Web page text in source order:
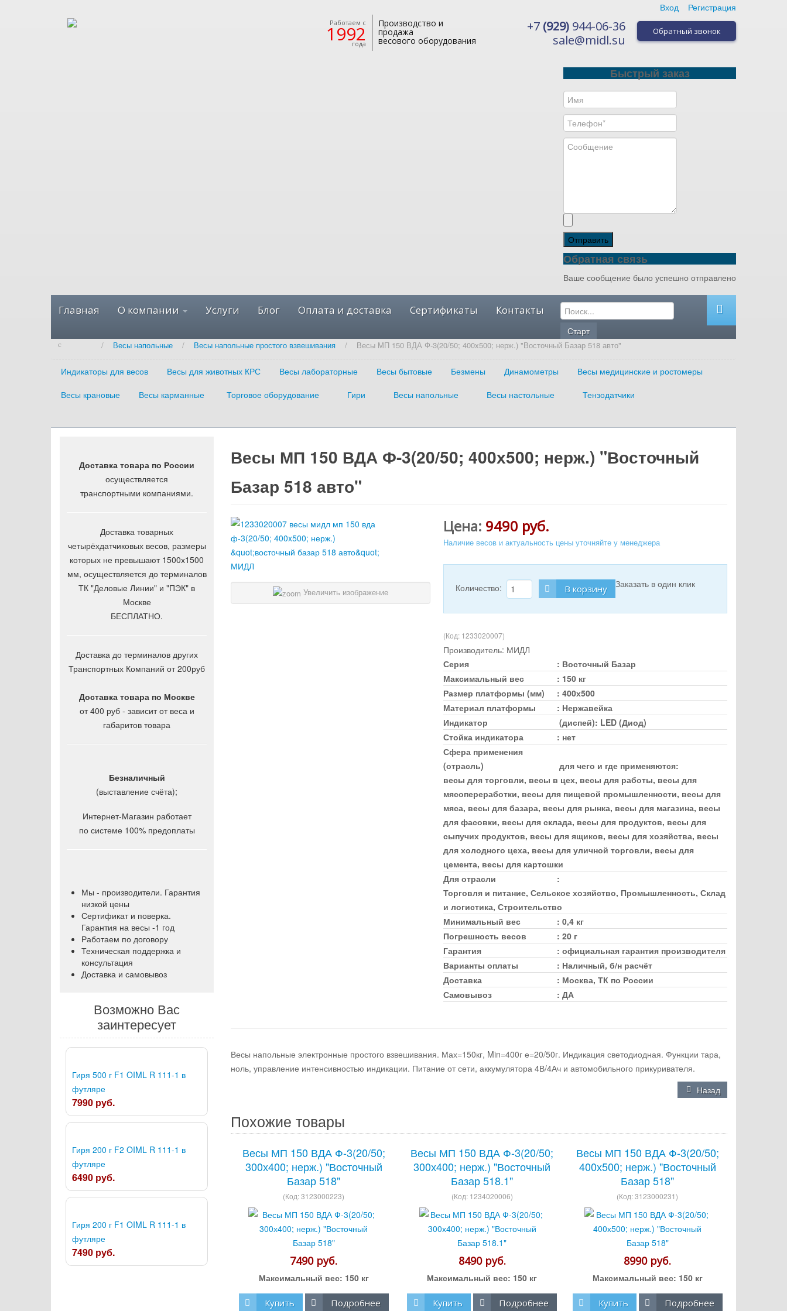
Вход Регистрация
Работаем с
1992
года
Производство и
продажа
весового оборудования
+7 (929) 944-06-36
sale@midl.su
Обратный звонок
Быстрый заказ
Отправить
Обратная связь
Ваше сообщение было успешно отправлено
Главная О компании Услуги Блог Оплата и доставка Сертификаты Контакты
/ Весы напольные / Весы напольные простого взвешивания / Весы МП 150 ВДА Ф-3(20/50; 400х500; нерж.) "Восточный Базар 518 авто"
Индикаторы для весов Весы для животных КРС Весы лабораторные Весы бытовые Безмены Динамометры Весы медицинские и ростомеры
Весы крановые Весы карманные Торговое оборудование Гири Весы напольные Весы настольные Тензодатчики
Весы МП 150 ВДА Ф-3(20/50; 400х500; нерж.) "Восточный
Базар 518 авто"
Увеличить изображение
Цена: 9490 руб.
Наличие весов и актуальность цены уточняйте у менеджера
Количество: В корзину Заказать в один клик
(Код: 1233020007)
Производитель: МИДЛ
Серия
: Восточный Базар
Максимальный вес
: 150 кг
Размер платформы (мм)
: 400х500
Материал платформы
: Нержавейка
Индикатор
(диспей): LED (Диод)
Стойка индикатора
: нет
Сфера применения
(отрасль)
для чего и где применяются:
весы для торговли, весы в цех, весы для работы, весы для
мясопереработки, весы для пищевой промышленности, весы для
мяса, весы для базара, весы для рынка, весы для магазина, весы
для фасовки, весы для склада, весы для продуктов, весы для
сыпучих продуктов, весы для ящиков, весы для хозяйства, весы
для холодного цеха, весы для уличной торговли, весы для
цемента, весы для картошки
Для отрасли
:
Торговля и питание, Сельское хозяйство, Промышленность, Склад
и логистика, Строительство
Минимальный вес
: 0,4 кг
Погрешность весов
: 20 г
Гарантия
: официальная гарантия производителя
Варианты оплаты
: Наличный, б/н расчёт
Доставка
: Москва, ТК по России
Самовывоз
: ДА
Весы напольные электронные простого взвешивания. Мах=150кг, Min=400г е=20/50г. Индикация светодиодная. Функции тара,
ноль, управление интенсивностью индикации. Питание от сети, аккумулятора 4В/4Ач и автомобильного прикуривателя.
Назад
Похожие товары
Весы МП 150 ВДА Ф-3(20/50;
300х400; нерж.) "Восточный
Базар 518"
(Код:3123000223)
7490 руб.
Максимальный вес: 150 кг
Купить Подробнее
Весы МП 150 ВДА Ф-3(20/50;
300х400; нерж.) "Восточный
Базар 518.1"
(Код: 1234020006)
8490 руб.
Максимальный вес: 150 кг
Купить Подробнее
Весы МП 150 ВДА Ф-3(20/50;
400х500; нерж.) "Восточный
Базар 518"
(Код:3123000231)
8990 руб.
Максимальный вес: 150 кг
Купить Подробнее
Доставка товара по России
осуществляется
транспортными компаниями.
Доставка товарных
четырёхдатчиковых весов, размеры
которых не превышают 1500х1500
мм, осуществляется до терминалов
ТК "Деловые Линии" и "ПЭК" в
Москве
БЕСПЛАТНО.
Доставка до терминалов других
Транспортных Компаний от 200руб
Доставка товара по Москве
от 400 руб - зависит от веса и
габаритов товара
Безналичный
(выставление счёта);
Интернет-Магазин работает
по системе 100% предоплаты
Мы - производители. Гарантия
низкой цены
Сертификат и поверка.
Гарантия на весы -1 год
Работаем по договору
Техническая поддержка и
консультация
Доставка и самовывоз
Возможно Вас
заинтересует
Гиря 500 г F1 OIML R 111-1 в
футляре
7990 руб.
Гиря 200 г F2 OIML R 111-1 в
футляре
6490 руб.
Гиря 200 г F1 OIML R 111-1 в
футляре
7490 руб.